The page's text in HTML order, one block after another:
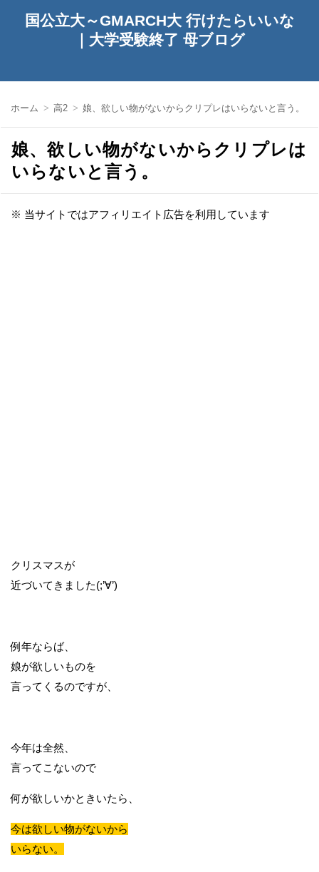
国公立大～GMARCH大 行けたらいいな
｜大学受験終了 母ブログ
ホーム 高2 娘、欲しい物がないからクリプレはいらないと言う。
娘、欲しい物がないからクリプレは
いらないと言う。
※ 当サイトではアフィリエイト広告を利用しています
クリスマスが
近づいてきました(;’∀’)
例年ならば、
娘が欲しいものを
言ってくるのですが、
今年は全然、
言ってこないので
何が欲しいかときいたら、
今は欲しい物がないから
いらない。